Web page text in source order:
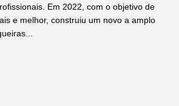
Em 2022, com o objetivo de
e melhor, construiu um novo a amplo